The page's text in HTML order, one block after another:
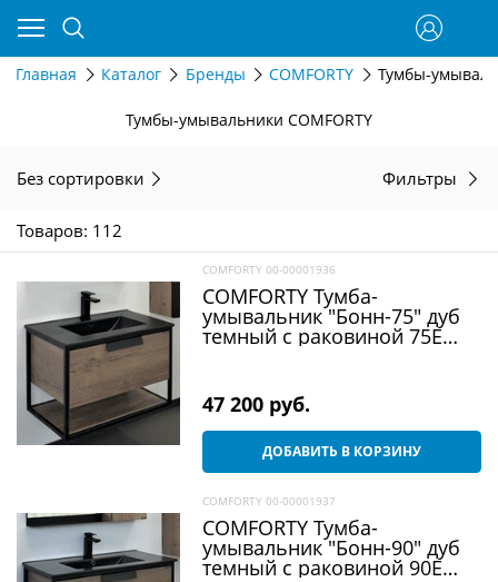
Главная Каталог Бренды COMFORTY Тумбы-
Тумбы-умывальники COMFORTY
Без сортировки Фильтры
Товаров: 112
COMFORTY 00-00001936
COMFORTY Тумба-
умывальник "Бонн-75" дуб
темный с раковиной 75E
47 200 руб.
ДОБАВИТЬ В КОРЗИНУ
COMFORTY 00-00001937
COMFORTY Тумба-
умывальник "Бонн-90" дуб
темный с раковиной 90E